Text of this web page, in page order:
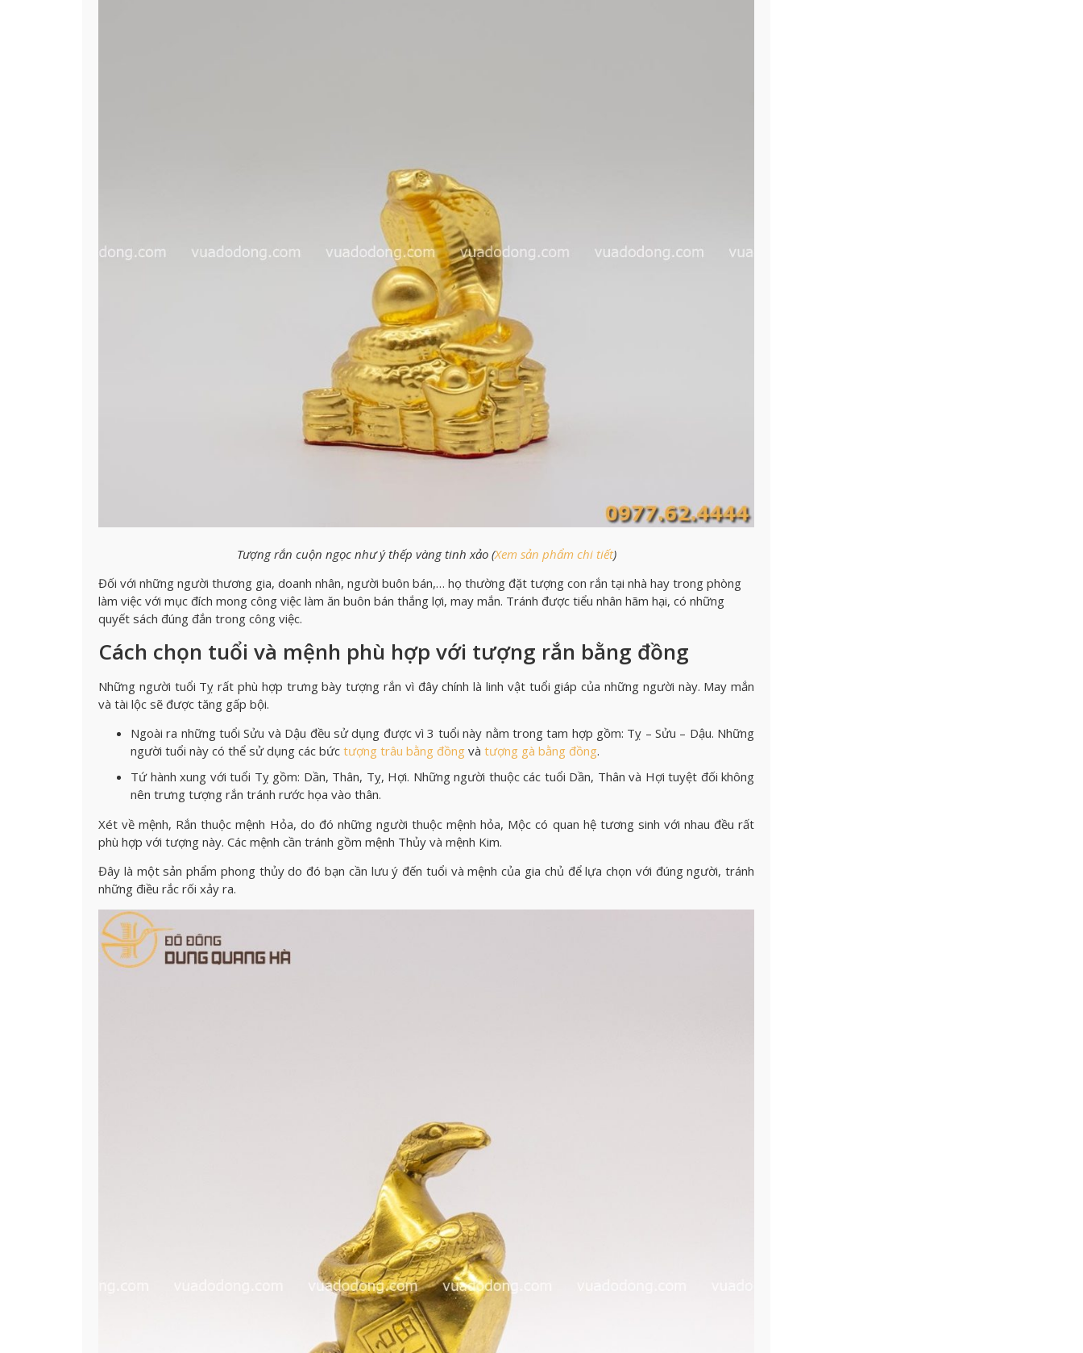
Tượng rắn cuộn ngọc như ý thếp vàng tinh xảo (Xem sản phẩm chi tiết)
Đối với những người thương gia, doanh nhân, người buôn bán,… họ thường đặt tượng con rắn tại nhà hay trong phòng
làm việc với mục đích mong công việc làm ăn buôn bán thắng lợi, may mắn. Tránh được tiểu nhân hãm hại, có những
quyết sách đúng đắn trong công việc.
Cách chọn tuổi và mệnh phù hợp với tượng rắn bằng đồng
Những người tuổi Tỵ rất phù hợp trưng bày tượng rắn vì đây chính là linh vật tuổi giáp của những người này. May mắn
và tài lộc sẽ được tăng gấp bội.
Ngoài ra những tuổi Sửu và Dậu đều sử dụng được vì 3 tuổi này nằm trong tam hợp gồm: Tỵ – Sửu – Dậu. Những
người tuổi này có thể sử dụng các bức tượng trâu bằng đồng và tượng gà bằng đồng.
Tứ hành xung với tuổi Tỵ gồm: Dần, Thân, Tỵ, Hợi. Những người thuộc các tuổi Dần, Thân và Hợi tuyệt đối không
nên trưng tượng rắn tránh rước họa vào thân.
Xét về mệnh, Rắn thuộc mệnh Hỏa, do đó những người thuộc mệnh hỏa, Mộc có quan hệ tương sinh với nhau đều rất
phù hợp với tượng này. Các mệnh cần tránh gồm mệnh Thủy và mệnh Kim.
Đây là một sản phẩm phong thủy do đó bạn cần lưu ý đến tuổi và mệnh của gia chủ để lựa chọn với đúng người, tránh
những điều rắc rối xảy ra.